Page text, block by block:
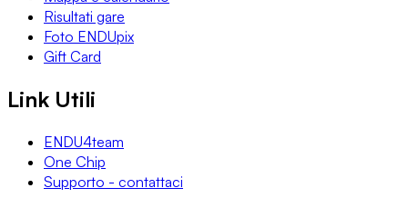
Risultati gare
Foto ENDUpix
Gift Card
Link Utili
ENDU4team
One Chip
Supporto - contattaci